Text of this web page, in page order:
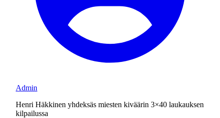
Admin
Henri Häkkinen yhdeksäs miesten kiväärin 3×40 laukauksen
kilpailussa